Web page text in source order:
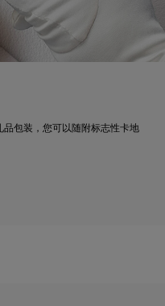
包装，您可以随附标志性卡地